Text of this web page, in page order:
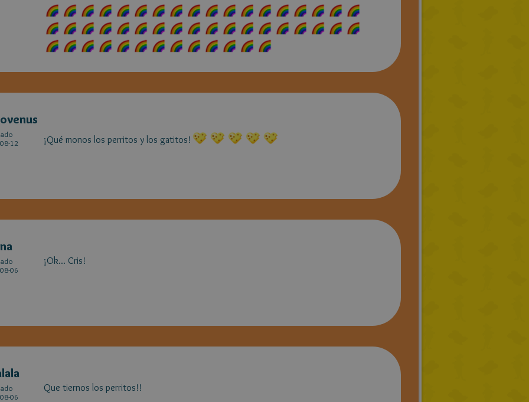
12
¡Qué monos los perritos y los gatitos!
06
¡Ok... Cris!
06
Que tiernos los perritos!!
CATALAN